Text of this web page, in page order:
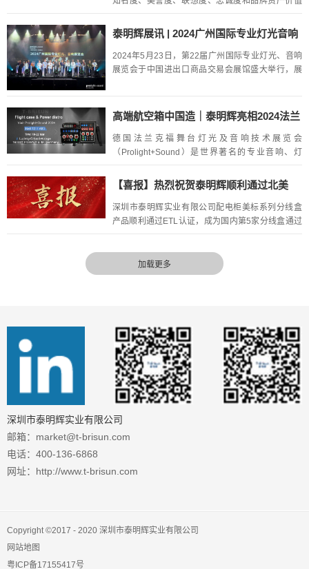
构针对广东企业共同开展的“广东知名品牌”评价，是
泰明辉展讯 | 2024广州国际专业灯光音响
展盛大开幕
2024年5月23日，第22届广州国际专业灯光、音响
展览会于中国进出口商品交易会展馆盛大举行，展
展会之一。 ...
高端航空箱中国造｜泰明辉亮相2024法兰
克福Prolight+Sound展
德国法兰克福舞台灯光及音响技术展览会
（Prolight+Sound）是世界著名的专业音响、灯
全球各地的音响、灯光、舞台技术和娱乐产业的参
【喜报】热烈祝贺泰明辉顺利通过北美
ETL认证 ｜国内首家自主品牌通过认证厂
家
深圳市泰明辉实业有限公司配电柜美标系列分线盒
产品顺利通过ETL认证，成为国内第5家分线盒通过
方面达到了国际...
深圳市泰明辉实业有限公司
邮箱：market@t-brisun.com
电话：400-136-6868
网址：http://www.t-brisun.com
Copyright ©2017 - 2020 深圳市泰明辉实业有限公司
网站地图
粤ICP备17155417号